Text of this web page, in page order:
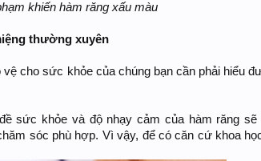
khiến hàm răng xấu màu
thường xuyên
cho sức khỏe của chúng bạn cần phải hiểu
sức khỏe và độ nhạy cảm của hàm răng
sóc phù hợp. Vì vậy, để có căn cứ khoa